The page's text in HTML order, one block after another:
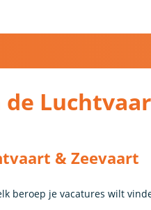
& Zeevaart
beroep je vacatures wilt